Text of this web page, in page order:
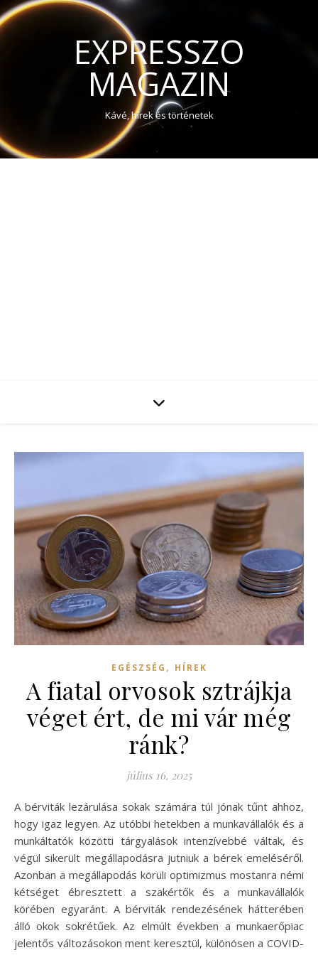
EXPRESSZO
MAGAZIN
Kávé, hírek és történetek
EGÉSZSÉG , HÍREK
A fiatal orvosok sztrájkja
véget ért, de mi vár még
ránk?
július 16, 2025
A bérviták lezárulása sokak számára túl jónak tűnt ahhoz,
hogy igaz legyen. Az utóbbi hetekben a munkavállalók és a
munkáltatók közötti tárgyalások intenzívebbé váltak, és
végül sikerült megállapodásra jutniuk a bérek emeléséről.
Azonban a megállapodás körüli optimizmus mostanra némi
kétséget ébresztett a szakértők és a munkavállalók
körében egyaránt. A bérviták rendezésének hátterében
álló okok sokrétűek. Az elmúlt években a munkaerőpiac
jelentős változásokon ment keresztül, különösen a COVID-